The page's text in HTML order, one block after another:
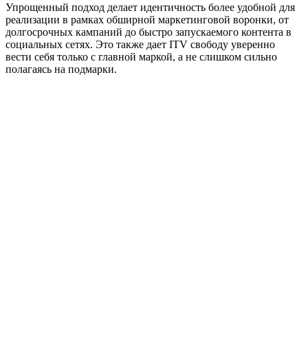
Упрощенный подход делает идентичность более удобной для
реализации в рамках обширной маркетинговой воронки, от
долгосрочных кампаний до быстро запускаемого контента в
социальных сетях. Это также дает ITV свободу уверенно
вести себя только с главной маркой, а не слишком сильно
полагаясь на подмарки.